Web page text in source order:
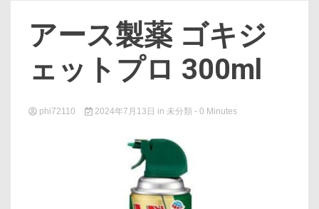
アース製薬 ゴキジ
ェットプロ 300ml
phi72110 2024年7月13日 in 未分類 - 0 Minutes